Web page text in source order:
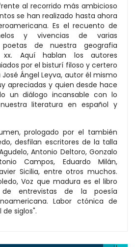
al recorrido más ambicioso
se han realizado hasta ahora
Es el recuento de
y vivencias de varias
de nuestra geografia
Aquí hablan los autores
por el bisturí filoso y certero
Ángel Leyva, autor él mismo
apreciadas y quien desde hace
un diálogo incansable con lo
literatura en español y
prologado por el también
desfilan escritores de la talla
Antonio Deltoro, Gonzalo
Campos, Eduardo Milán,
Sicilia, entre otros muchos.
Voz que madura es el libro
entrevistas de la poesía
Labor ctónica de
siglos".